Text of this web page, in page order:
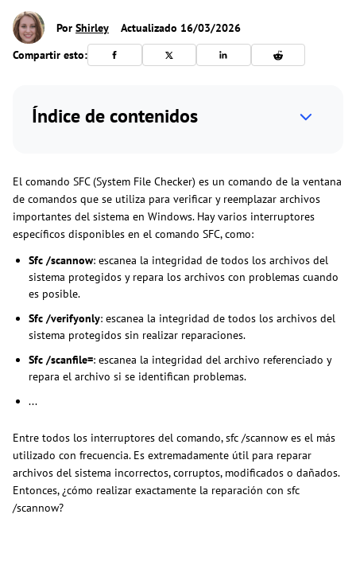
Por Shirley
Actualizado 16/03/2026
Compartir esto:
Índice de contenidos
El comando SFC (System File Checker) es un comando de la ventana
de comandos que se utiliza para verificar y reemplazar archivos
importantes del sistema en Windows. Hay varios interruptores
específicos disponibles en el comando SFC, como:
Sfc /scannow: escanea la integridad de todos los archivos del
sistema protegidos y repara los archivos con problemas cuando
es posible.
Sfc /verifyonly: escanea la integridad de todos los archivos del
sistema protegidos sin realizar reparaciones.
Sfc /scanfile=: escanea la integridad del archivo referenciado y
repara el archivo si se identifican problemas.
...
Entre todos los interruptores del comando, sfc /scannow es el más
utilizado con frecuencia. Es extremadamente útil para reparar
archivos del sistema incorrectos, corruptos, modificados o dañados.
Entonces, ¿cómo realizar exactamente la reparación con sfc
/scannow?